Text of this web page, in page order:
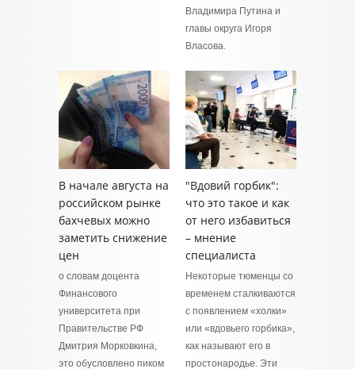
Владимира Путина и
главы округа Игоря
Власова.
В начале августа на
российском рынке
бахчевых можно
заметить снижение
цен
о словам доцента
Финансового
университета при
Правительстве РФ
Дмитрия Морковкина,
это обусловлено пиком
"Вдовий горбик":
что это такое и как
от него избавиться
– мнение
специалиста
Некоторые тюменцы со
временем сталкиваются
с появлением «холки»
или «вдовьего горбика»,
как называют его в
простонародье. Эти